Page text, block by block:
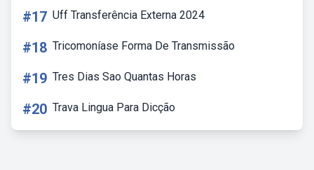
#17 Uff Transferência Externa 2024
#18 Tricomoníase Forma De Transmissão
#19 Tres Dias Sao Quantas Horas
#20 Trava Lingua Para Dicção